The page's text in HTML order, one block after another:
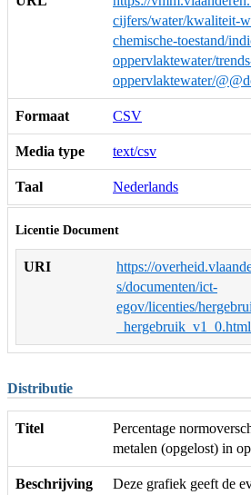
cijfers/water/kwaliteit-
chemische-toestand/
oppervlaktewater/
oppervlaktewater/
Formaat CSV
Media type text/csv
Taal Nederlands
Licentie Document
URI
https://
s/documenten/ict-
egov/licenties/
_hergebruik_v1_0.html
Distributie
Titel
Percentage
metalen (opgelost) in
Beschrijving
Deze grafiek geeft de